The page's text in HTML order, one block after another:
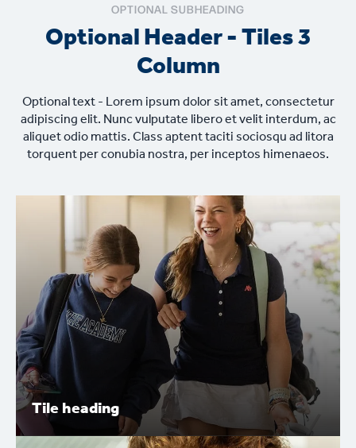
OPTIONAL SUBHEADING
Optional Header - Tiles 3
Column
Optional text - Lorem ipsum dolor sit amet, consectetur
adipiscing elit. Nunc vulputate libero et velit interdum, ac
aliquet odio mattis. Class aptent taciti sociosqu ad litora
torquent per conubia nostra, per inceptos himenaeos.
Tile heading
Tile heading